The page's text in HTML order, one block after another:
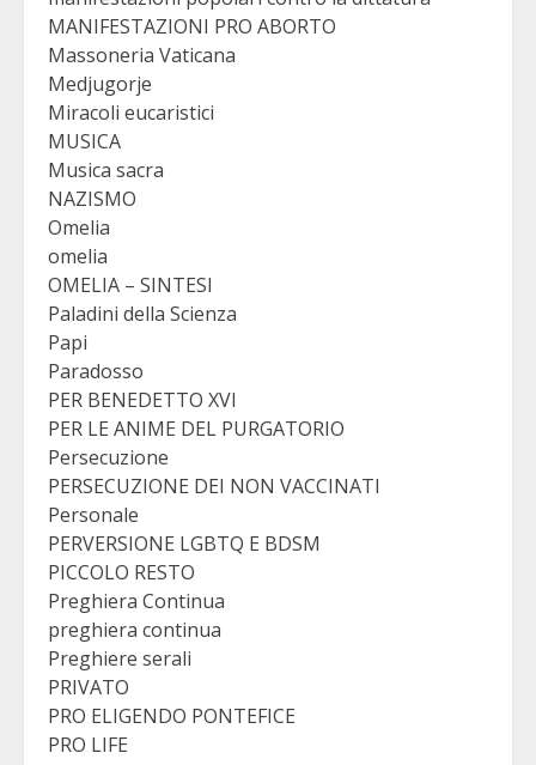
MANIFESTAZIONI PRO ABORTO
Massoneria Vaticana
Medjugorje
Miracoli eucaristici
MUSICA
Musica sacra
NAZISMO
Omelia
omelia
OMELIA – SINTESI
Paladini della Scienza
Papi
Paradosso
PER BENEDETTO XVI
PER LE ANIME DEL PURGATORIO
Persecuzione
PERSECUZIONE DEI NON VACCINATI
Personale
PERVERSIONE LGBTQ E BDSM
PICCOLO RESTO
Preghiera Continua
preghiera continua
Preghiere serali
PRIVATO
PRO ELIGENDO PONTEFICE
PRO LIFE